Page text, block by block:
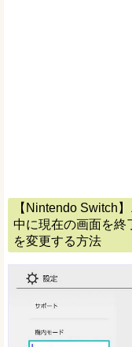
【Nintendo Switch
中に現在の画面を終
を変更する方法